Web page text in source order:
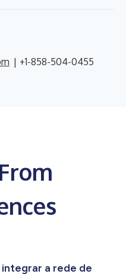
| +1-858-504-0455
a rede de